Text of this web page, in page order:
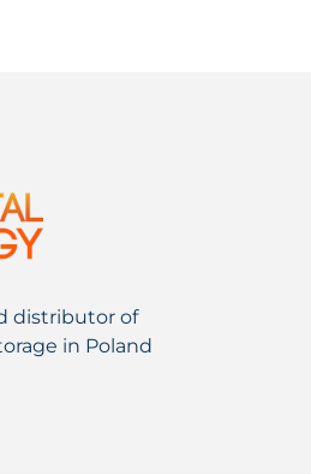
distributor of
in Poland